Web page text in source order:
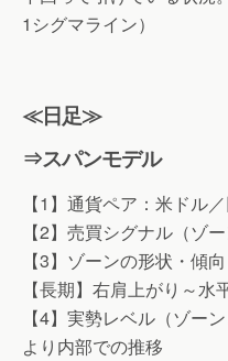
1シグマライン）
≪日足≫
⇒スパンモデル
【1】通貨ペア：米ドル
【2】売買シグナル（ゾ
【3】ゾーンの形状・傾
【長期】右肩上がり～水
【4】実勢レベル（ゾー
より内部での推移